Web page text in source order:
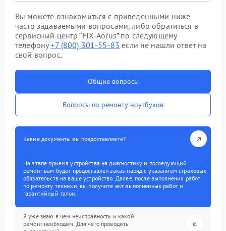
Вы можете ознакомиться с приведенными ниже
часто задаваемыми вопросами, либо обратиться в
сервисный центр “FIX-Aorus” по следующему
телефону+7 (800) 301-55-83 если не нашли ответ на
свой вопрос.
Общие вопросы
Вопросы по ремонту ноутбуков
Какие документы вы предоставляете?
На этапе приема устройства на диагностику и последующий
ремонт вам будет предоставлен заказ-наряд с указанием страховых
обязательств на ваше устройство. Далее, после выполнения работ
по ремонту техники, вы получите акт выполненных работ и
гарантийный талон.
Я уже знаю в чем неисправность и какой
ремонт необходим. Для чего проводить